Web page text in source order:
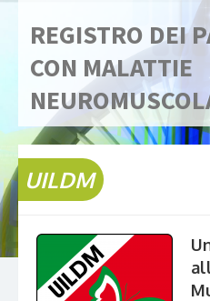
REGISTRO DEI
CON MALATTIE
UILDM